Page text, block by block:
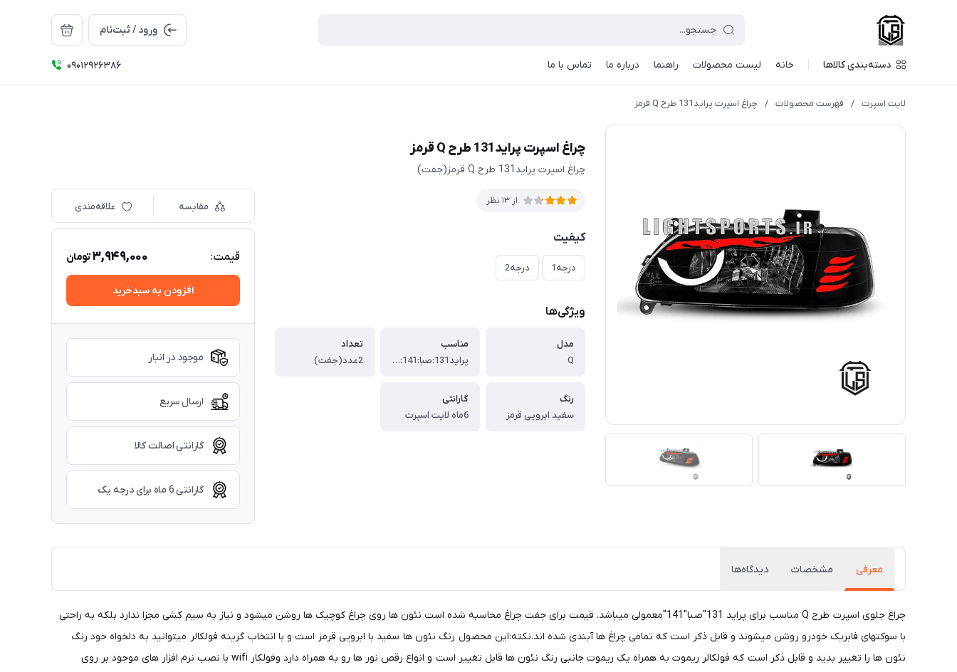
ورود / ثبت‌نام
دسته‌بندی کالاها خانه لیست محصولات راهنما درباره ما تماس با ما 09012926386
لایت اسپرت / فهرست محصولات / چراغ اسپرت پراید131 طرح Q قرمز
چراغ اسپرت پراید131 طرح Q قرمز
چراغ اسپرت پراید131 طرح Q قرمز(جفت)
از 13 نظر
کیفیت
درجه1 درجه2
ویژگی‌ها
مدل
Q
مناسب
پراید131:صبا:141:هاچپک و...
تعداد
2عدد(جفت)
رنگ
سفید ابرویی قرمز
گارانتی
6ماه لایت اسپرت
مقایسه علاقه‌مندی
قیمت: 3,949,000تومان
افزودن به سبدخرید
موجود در انبار
ارسال سریع
گارانتی اصالت کالا
گارانتی 6 ماه برای درجه یک
معرفی مشخصات دیدگاه‌ها
چراغ جلوی اسپرت طرح Q مناسب برای پراید 131"صبا"141"معمولی میباشد. قیمت برای جفت چراغ محاسبه شده است نئون ها روی چراغ کوچیک ها روشن میشود و نیاز به سیم کشی مجزا ندارد بلکه به راحتی
با سوکتهای فابریک خودرو روشن میشوند و قابل ذکر است که تمامی چراغ ها آبندی شده اند.نکته:این محصول رنگ نئون ها سفید با ابرویی قرمز است و با انتخاب گزینه فولکالر میتوانید به دلخواه خود رنگ
نئون ها را تغییر بدید و قابل ذکر است که فولکالر ریموت به همراه یک ریموت جانبی رنگ نئون ها قابل تغییر است و انواع رقص نور ها رو به همراه دارد وفولکار wifi با نصب نرم افزار های موجود بر روی